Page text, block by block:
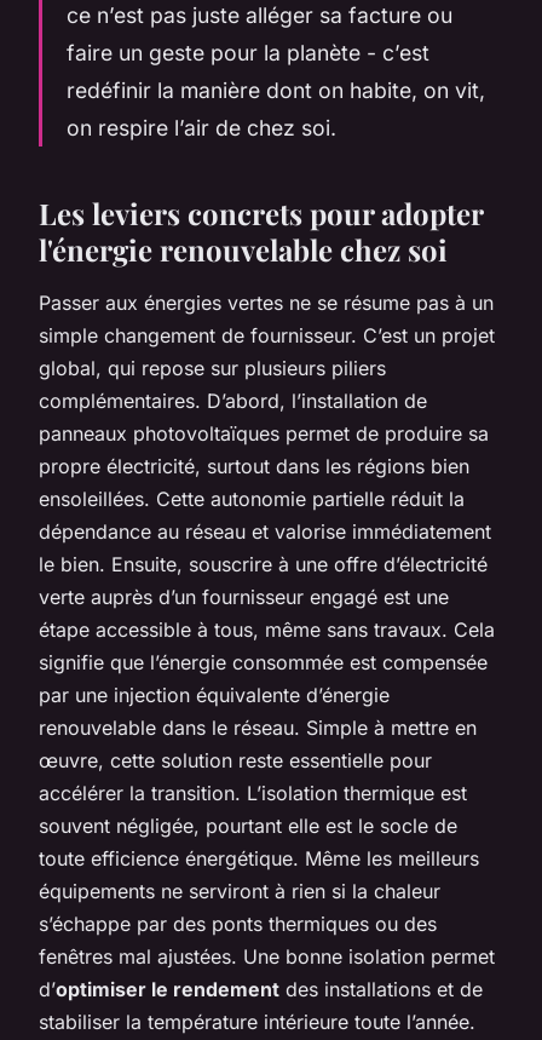
ce n’est pas juste alléger sa facture ou
faire un geste pour la planète - c’est
redéfinir la manière dont on habite, on vit,
on respire l’air de chez soi.
Les leviers concrets pour adopter
l'énergie renouvelable chez soi
Passer aux énergies vertes ne se résume pas à un
simple changement de fournisseur. C’est un projet
global, qui repose sur plusieurs piliers
complémentaires. D’abord, l’installation de
panneaux photovoltaïques permet de produire sa
propre électricité, surtout dans les régions bien
ensoleillées. Cette autonomie partielle réduit la
dépendance au réseau et valorise immédiatement
le bien. Ensuite, souscrire à une offre d’électricité
verte auprès d’un fournisseur engagé est une
étape accessible à tous, même sans travaux. Cela
signifie que l’énergie consommée est compensée
par une injection équivalente d’énergie
renouvelable dans le réseau. Simple à mettre en
œuvre, cette solution reste essentielle pour
accélérer la transition. L’isolation thermique est
souvent négligée, pourtant elle est le socle de
toute efficience énergétique. Même les meilleurs
équipements ne serviront à rien si la chaleur
s’échappe par des ponts thermiques ou des
fenêtres mal ajustées. Une bonne isolation permet
d’optimiser le rendement des installations et de
stabiliser la température intérieure toute l’année.